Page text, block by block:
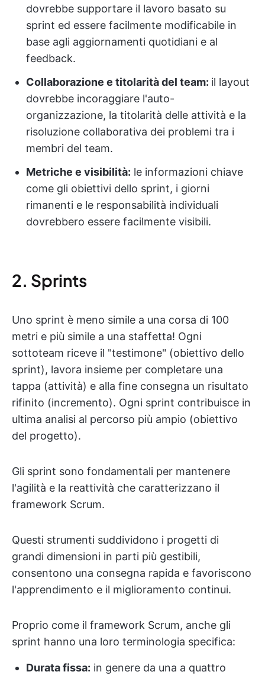
dovrebbe supportare il lavoro basato su
sprint ed essere facilmente modificabile in
base agli aggiornamenti quotidiani e al
feedback.
Collaborazione e titolarità del team: il layout
dovrebbe incoraggiare l'auto-
organizzazione, la titolarità delle attività e la
risoluzione collaborativa dei problemi tra i
membri del team.
Metriche e visibilità: le informazioni chiave
come gli obiettivi dello sprint, i giorni
rimanenti e le responsabilità individuali
dovrebbero essere facilmente visibili.
2. Sprints
Uno sprint è meno simile a una corsa di 100
metri e più simile a una staffetta! Ogni
sottoteam riceve il "testimone" (obiettivo dello
sprint), lavora insieme per completare una
tappa (attività) e alla fine consegna un risultato
rifinito (incremento). Ogni sprint contribuisce in
ultima analisi al percorso più ampio (obiettivo
del progetto).
Gli sprint sono fondamentali per mantenere
l'agilità e la reattività che caratterizzano il
framework Scrum.
Questi strumenti suddividono i progetti di
grandi dimensioni in parti più gestibili,
consentono una consegna rapida e favoriscono
l'apprendimento e il miglioramento continui.
Proprio come il framework Scrum, anche gli
sprint hanno una loro terminologia specifica:
Durata fissa: in genere da una a quattro